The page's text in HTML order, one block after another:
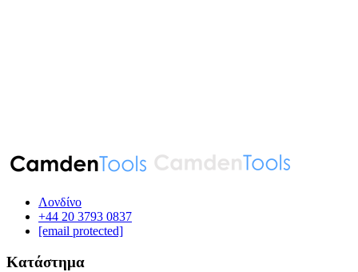
Λονδίνο
‪+44 20 3793 0837‬
[email protected]
Κατάστημα